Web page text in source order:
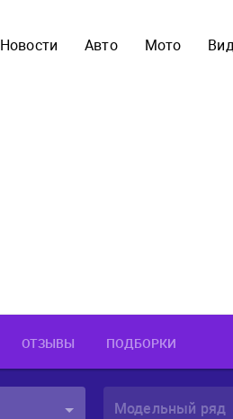
Новости Авто Мото
ОТЗЫВЫ ПОДБОРКИ
Модельный ряд